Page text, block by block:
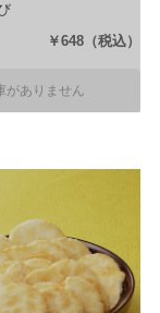
￥648 （税込）
がありません